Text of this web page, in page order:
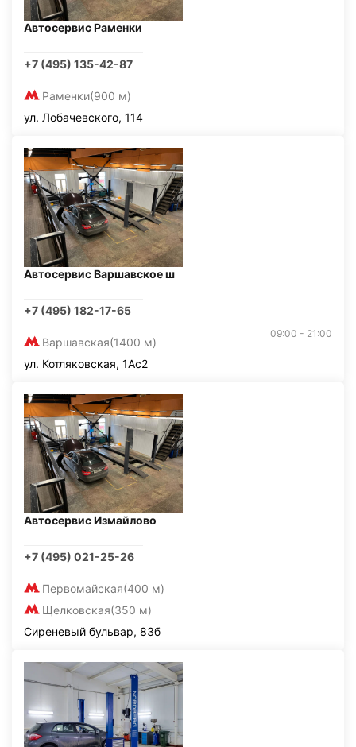
Автосервис Раменки
+7 (495) 135-42-87
Раменки(900 м)
ул. Лобачевского, 114
Автосервис Варшавское ш
+7 (495) 182-17-65
Варшавская(1400 м)
09:00 - 21:00
ул. Котляковская, 1Ас2
Автосервис Измайлово
+7 (495) 021-25-26
Первомайская(400 м)
Щелковская(350 м)
Сиреневый бульвар, 83б